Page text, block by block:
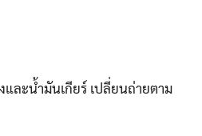
ละน้ำมันเกียร์ เปลี่ยนถ่ายตาม